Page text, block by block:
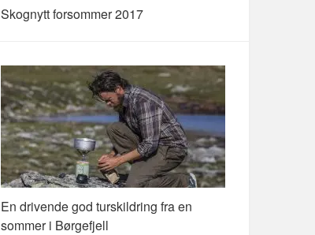
Skognytt forsommer 2017
En drivende god turskildring fra en
sommer i Børgefjell